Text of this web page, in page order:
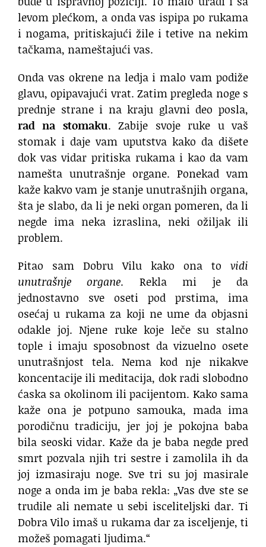
levom plećkom, a onda vas ispipa po rukama
i nogama, pritiskajući žile i tetive na nekim
tačkama, nameštajući vas.
Onda vas okrene na ledja i malo vam podiže
glavu, opipavajući vrat. Zatim pregleda noge s
prednje strane i na kraju glavni deo posla,
rad na stomaku. Zabije svoje ruke u vaš
stomak i daje vam uputstva kako da dišete
dok vas vidar pritiska rukama i kao da vam
namešta unutrašnje organe. Ponekad vam
kaže kakvo vam je stanje unutrašnjih organa,
šta je slabo, da li je neki organ pomeren, da li
negde ima neka izraslina, neki ožiljak ili
problem.
Pitao sam Dobru Vilu kako ona to vidi
unutrašnje organe. Rekla mi je da
jednostavno sve oseti pod prstima, ima
osećaj u rukama za koji ne ume da objasni
odakle joj. Njene ruke koje leče su stalno
tople i imaju sposobnost da vizuelno osete
unutrašnjost tela. Nema kod nje nikakve
koncentacije ili meditacija, dok radi slobodno
ćaska sa okolinom ili pacijentom. Kako sama
kaže ona je potpuno samouka, mada ima
porodičnu tradiciju, jer joj je pokojna baba
bila seoski vidar. Kaže da je baba negde pred
smrt pozvala njih tri sestre i zamolila ih da
joj izmasiraju noge. Sve tri su joj masirale
noge a onda im je baba rekla: „Vas dve ste se
trudile ali nemate u sebi isceliteljski dar. Ti
Dobra Vilo imaš u rukama dar za isceljenje, ti
možeš pomagati ljudima.“